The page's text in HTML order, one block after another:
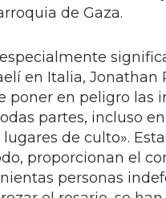
de Gaza.
en Italia, Jonathan
en peligro las
partes, incluso
de culto».
proporcionan el
personas